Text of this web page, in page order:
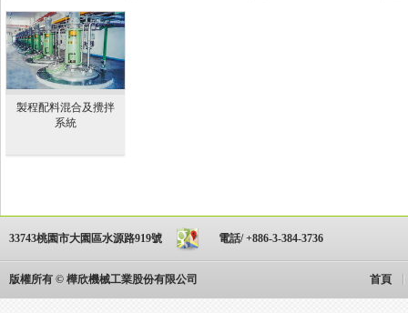
製程配料混合及攪拌
系統
33743桃園市大園區水源路919號 電話/ +886-3-384-3736
版權所有 © 樺欣機械工業股份有限公司 首頁